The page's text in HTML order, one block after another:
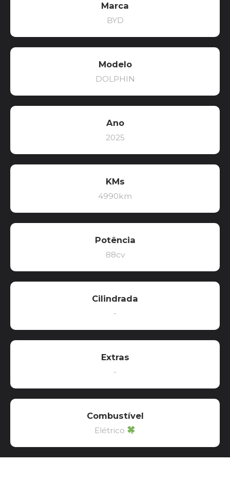
Marca
BYD
Modelo
DOLPHIN
Ano
2025
KMs
4990km
Potência
88cv
Cilindrada
-
Extras
-
Combustível
Elétrico